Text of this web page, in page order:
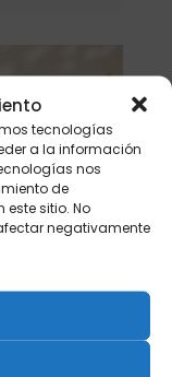
tecnologías
a la información
nos
de
sitio. No
negativamente